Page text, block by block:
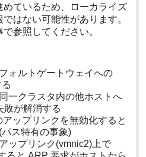
めているため、ローカライズ
はない可能性があります。
参照してください。
ォルトゲートウェイへの
一クラスタ内の他ホストへ
敗が解消する
ップリンクを無効化すると
ス特有の事象)
ップリンク(vmnic2)上で